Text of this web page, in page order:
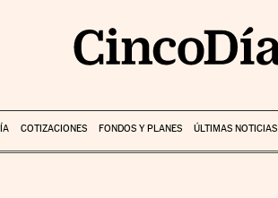
COTIZACIONES FONDOS Y PLANES ÚLTIMAS NOTICIAS